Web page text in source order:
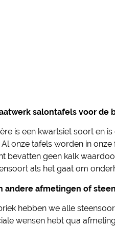
salontafels voor de
is een kwartsiet soort en
Al onze tafels worden in
bevatten geen kalk
als het gaat om
andere afmetingen of
hebben we alle
wensen hebt qua